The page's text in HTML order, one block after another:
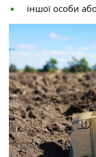
іншої особи